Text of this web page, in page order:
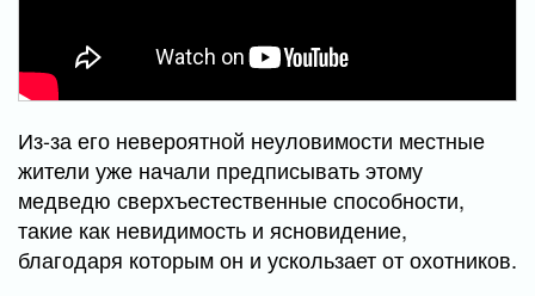
Из-за его невероятной неуловимости местные
жители уже начали предписывать этому
медведю сверхъестественные способности,
такие как невидимость и ясновидение,
благодаря которым он и ускользает от охотников.